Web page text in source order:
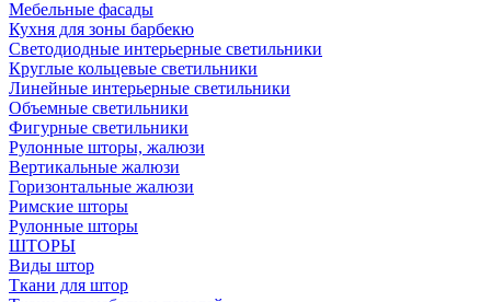
Мебельные фасады
Кухня для зоны барбекю
Светодиодные интерьерные светильники
Круглые кольцевые светильники
Линейные интерьерные светильники
Объемные светильники
Фигурные светильники
Рулонные шторы, жалюзи
Вертикальные жалюзи
Горизонтальные жалюзи
Римские шторы
Рулонные шторы
ШТОРЫ
Виды штор
Ткани для штор